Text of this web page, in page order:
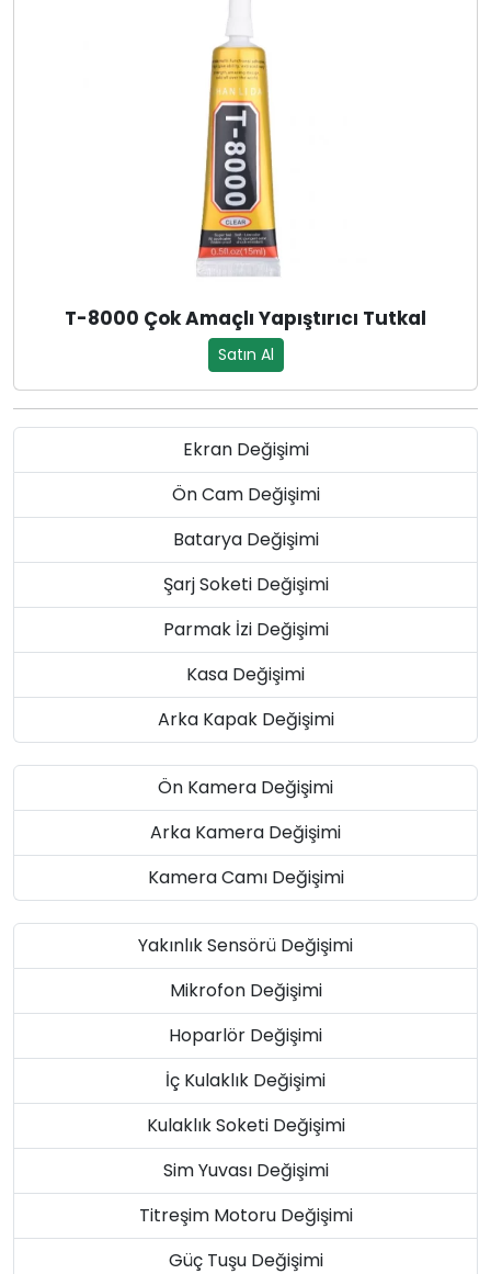
T-8000 Çok Amaçlı Yapıştırıcı Tutkal
Satın Al
Ekran Değişimi
Ön Cam Değişimi
Batarya Değişimi
Şarj Soketi Değişimi
Parmak İzi Değişimi
Kasa Değişimi
Arka Kapak Değişimi
Ön Kamera Değişimi
Arka Kamera Değişimi
Kamera Camı Değişimi
Yakınlık Sensörü Değişimi
Mikrofon Değişimi
Hoparlör Değişimi
İç Kulaklık Değişimi
Kulaklık Soketi Değişimi
Sim Yuvası Değişimi
Titreşim Motoru Değişimi
Güç Tuşu Değişimi